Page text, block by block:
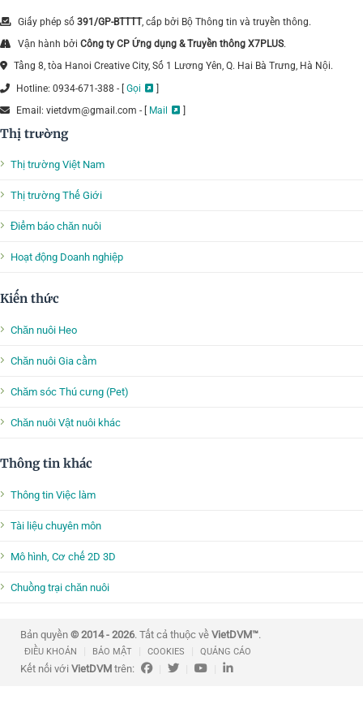
Giấy phép số 391/GP-BTTTT, cấp bởi Bộ Thông tin và truyền thông.
Vận hành bởi Công ty CP Ứng dụng & Truyền thông X7PLUS.
Tầng 8, tòa Hanoi Creative City, Số 1 Lương Yên, Q. Hai Bà Trưng, Hà Nội.
Hotline: 0934-671-388 - [ Gọi
]
Email: vietdvm@gmail.com - [ Mail ]
Thị trường
Thị trường Việt Nam
Thị trường Thế Giới
Điểm báo chăn nuôi
Hoạt động Doanh nghiệp
Kiến thức
Chăn nuôi Heo
Chăn nuôi Gia cầm
Chăm sóc Thú cưng (Pet)
Chăn nuôi Vật nuôi khác
Thông tin khác
Thông tin Việc làm
Tài liệu chuyên môn
Mô hình, Cơ chế 2D 3D
Chuồng trại chăn nuôi
Bản quyền © 2014 - 2026. Tất cả thuộc về VietDVM™.
ĐIỀU KHOẢN BẢO MẬT COOKIES QUẢNG CÁO
Kết nối với VietDVM trên: